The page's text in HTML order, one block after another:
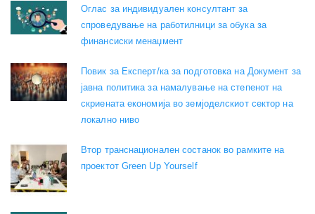
Оглас за индивидуален консултант за
спроведување на работилници за обука за
финансиски менаџмент
Повик за Експерт/ка за подготовка на Документ за
јавна политика за намалување на степенот на
скриената економија во земјоделскиот сектор на
локално ниво
Втор транснационален состанок во рамките на
проектот Green Up Yourself